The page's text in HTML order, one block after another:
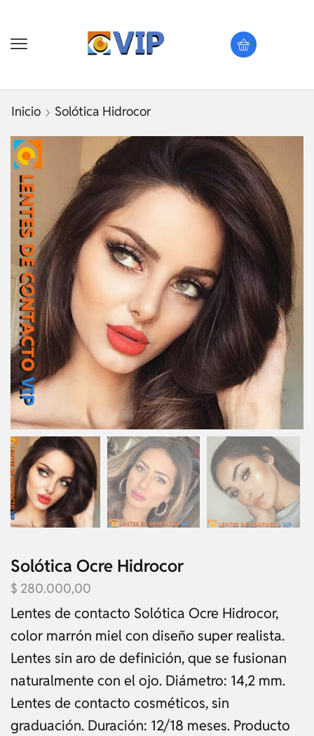
Inicio Solótica Hidrocor
Solótica Ocre Hidrocor
$ 280.000,00
Lentes de contacto Solótica Ocre Hidrocor,
color marrón miel con diseño super realista.
Lentes sin aro de definición, que se fusionan
naturalmente con el ojo. Diámetro: 14,2 mm.
Lentes de contacto cosméticos, sin
graduación. Duración: 12/18 meses. Producto